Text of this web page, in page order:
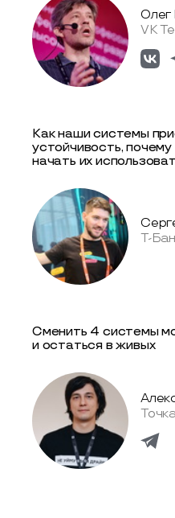
Олег
VK
Как наши системы
устойчивость,
начать их
Т-
Сменить 4 системы
и остаться в живых